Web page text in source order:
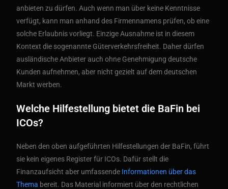
anbieten zu dürfen. Auch wenn man über keine Kenntnisse
verfügt, kann man anhand des Firmennamens prüfen, ob eine
solche Erlaubnis vorliegt. Einzige Ausnahme ist in diesem
Kontext die sogenannte Güterverkehrsfreiheit. Daher dürfen
ausländische Anbieter auch ohne Genehmigung deutsche
Kunden aufnehmen, aber nicht gezielt auf dem deutschen
Markt werben.
Welche Hilfestellung bietet die BaFin bei
ICOs?
Neben den oben aufgeführten Hilfestellungen der BaFin, führt
sie kein eigenes Register für ICOs. Dafür stellt die
Finanzaufsicht aber umfassende Informationen über das
Thema bereit. Das Material informiert über den rechtlichen